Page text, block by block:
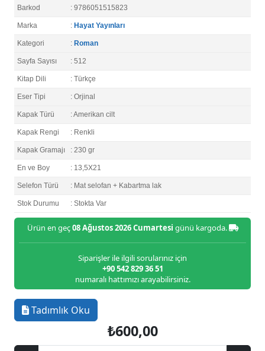
Barkod : 9786051515823
Marka : Hayat Yayınları
Kategori : Roman
Sayfa Sayısı : 512
Kitap Dili : Türkçe
Eser Tipi : Orjinal
Kapak Türü : Amerikan cilt
Kapak Rengi : Renkli
Kapak Gramajı : 230 gr
En ve Boy : 13,5X21
Selefon Türü : Mat selofan + Kabartma lak
Stok Durumu : Stokta Var
Ürün en geç08 Ağustos 2026 Cumartesi günü kargoda.
Siparişler ile ilgili sorularınız için
+90 542 829 36 51
numaralı hattımızı arayabilirsiniz.
Tadımlık Oku
₺600,00